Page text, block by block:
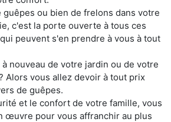
guêpes ou bien de frelons dans votre
c'est la porte ouverte à tous ces
peuvent s'en prendre à vous à tout
nouveau de votre jardin ou de votre
Alors vous allez devoir à tout prix
de guêpes.
et le confort de votre famille, vous
œuvre pour vous affranchir au plus